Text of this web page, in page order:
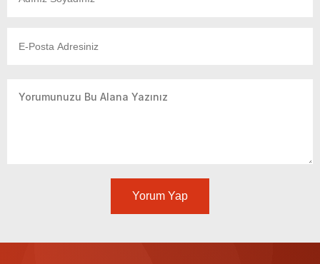
Yorum Yap